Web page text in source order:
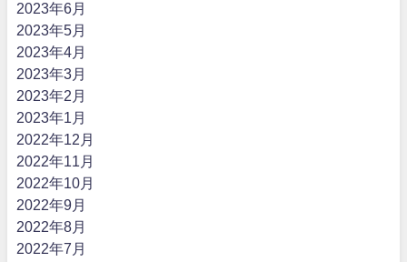
2023年6月
2023年5月
2023年4月
2023年3月
2023年2月
2023年1月
2022年12月
2022年11月
2022年10月
2022年9月
2022年8月
2022年7月